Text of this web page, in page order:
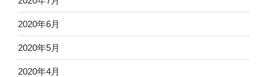
2020年6月
2020年5月
2020年4月